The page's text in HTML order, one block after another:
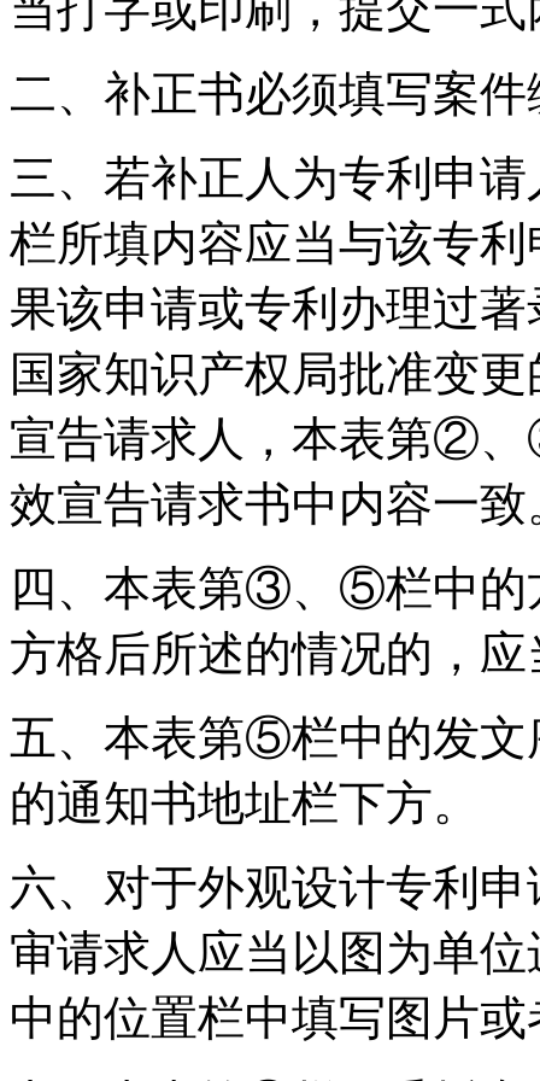
二、补正书必须填写案
三、若补正人为专利申
栏所填内容应当与该专
果该申请或专利办理过
国家知识产权局批准变
宣告请求人，本表第②
效宣告请求书中内容一致
四、本表第③、⑤栏中的
方格后所述的情况的，
五、本表第⑤栏中的发文
的通知书地址栏下方。
六、对于外观设计专利
审请求人应当以图为单
中的位置栏中填写图片